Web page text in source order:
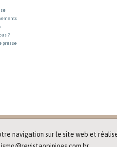
?
presse
navigation sur le site web et